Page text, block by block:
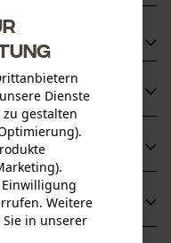
die
bis zu 2°C
Dienste
gestalten
Weitere
in unserer